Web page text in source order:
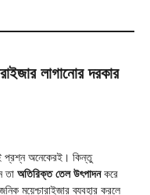
লাগানোর দরকার
প্রশ্ন অনেকেরই। কিন্তু
তা অতিরিক্ত তেল উৎপাদনকরে
ময়েশ্চারাইজার ব্যবহার করলে